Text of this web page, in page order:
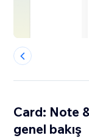
Card: Note
genel bakış